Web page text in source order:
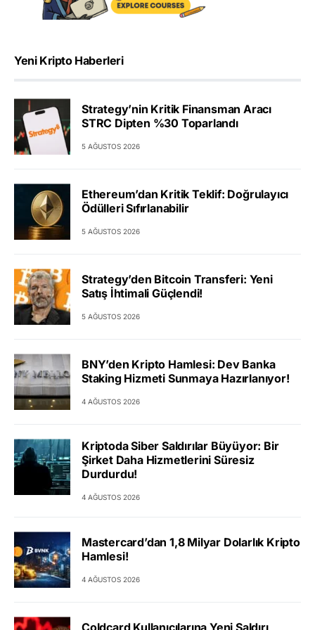
Yeni Kripto Haberleri
Strategy’nin Kritik Finansman Aracı
STRC Dipten %30 Toparlandı
5 AĞUSTOS 2026
Ethereum’dan Kritik Teklif: Doğrulayıcı
Ödülleri Sıfırlanabilir
5 AĞUSTOS 2026
Strategy’den Bitcoin Transferi: Yeni
Satış İhtimali Güçlendi!
5 AĞUSTOS 2026
BNY’den Kripto Hamlesi: Dev Banka
Staking Hizmeti Sunmaya Hazırlanıyor!
4 AĞUSTOS 2026
Kriptoda Siber Saldırılar Büyüyor: Bir
Şirket Daha Hizmetlerini Süresiz
Durdurdu!
4 AĞUSTOS 2026
Mastercard’dan 1,8 Milyar Dolarlık Kripto
Hamlesi!
4 AĞUSTOS 2026
Coldcard Kullanıcılarına Yeni Saldırı